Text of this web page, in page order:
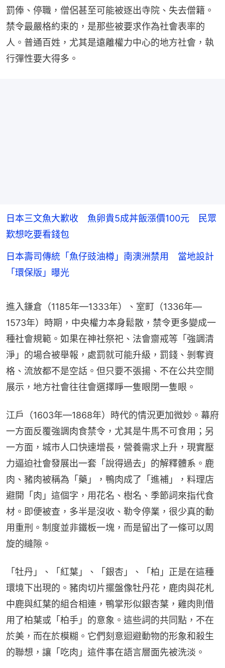
罰俸、停職，僧侶甚至可能被逐出寺院、失去僧籍。
禁令最嚴格約束的，是那些被要求作為社會表率的
人。普通百姓，尤其是遠離權力中心的地方社會，執
行彈性要大得多。
日本三文魚大歉收 魚卵貴5成丼飯漲價100元 民眾
歎想吃要看錢包
日本壽司傳統「魚仔豉油樽」南澳洲禁用 當地設計
「環保版」曝光
進入鎌倉（1185年—1333年）、室町（1336年—
1573年）時期，中央權力本身鬆散，禁令更多變成一
種社會規範。如果在神社祭祀、法會齋戒等「強調清
淨」的場合被舉報，處罰就可能升級，罰錢、剝奪資
格、流放都不是空話。但只要不張揚、不在公共空間
展示，地方社會往往會選擇睜一隻眼閉一隻眼。
江戶（1603年—1868年）時代的情況更加微妙。幕府
一方面反覆強調肉食禁令，尤其是牛馬不可食用；另
一方面，城市人口快速增長，營養需求上升，現實壓
力逼迫社會發展出一套「說得過去」的解釋體系。鹿
肉、豬肉被稱為「藥」，鴨肉成了「進補」，料理店
避開「肉」這個字，用花名、樹名、季節詞來指代食
材。即便被查，多半是沒收、勒令停業，很少真的動
用重刑。制度並非鐵板一塊，而是留出了一條可以周
旋的縫隙。
「牡丹」、「紅葉」、「銀杏」、「柏」正是在這種
環境下出現的。豬肉切片擺盤像牡丹花，鹿肉與花札
中鹿與紅葉的組合相連，鴨掌形似銀杏葉，雞肉則借
用了柏葉或「柏手」的意象。這些詞的共同點，不在
於美，而在於模糊。它們刻意迴避動物的形象和殺生
的聯想，讓「吃肉」這件事在語言層面先被洗淡。